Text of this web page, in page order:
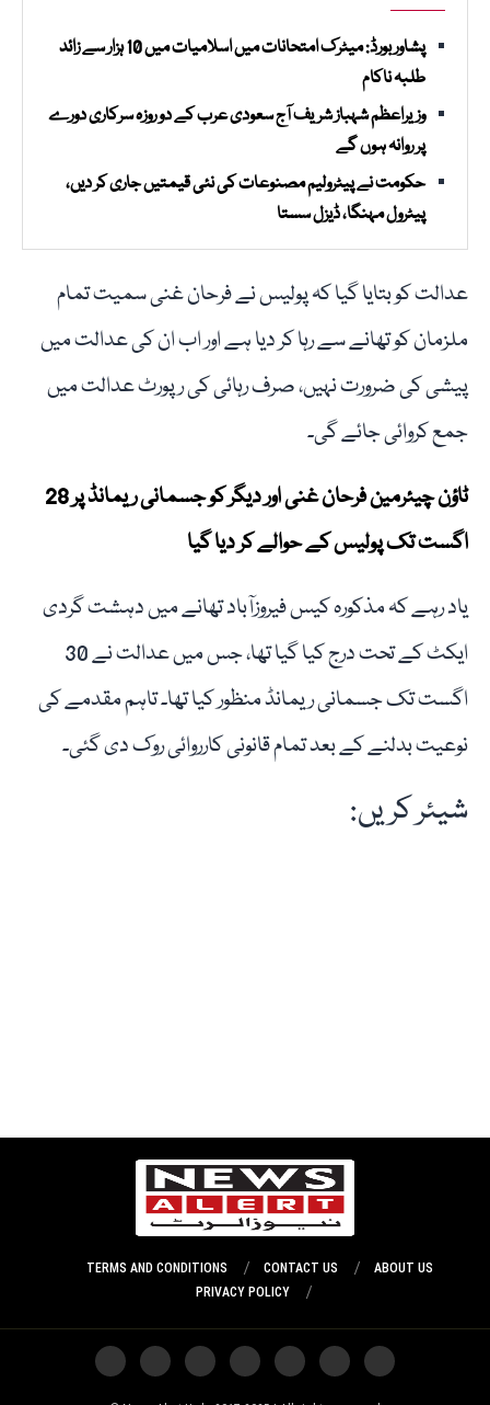
پشاور بورڈ: میٹرک امتحانات میں اسلامیات میں 10 ہزار سے زائد
طلبہ ناکام
وزیراعظم شہباز شریف آج سعودی عرب کے دو روزہ سرکاری دورے
پر روانہ ہوں گے
حکومت نے پیٹرولیم مصنوعات کی نئی قیمتیں جاری کر دیں،
پیٹرول مہنگا، ڈیزل سستا
عدالت کو بتایا گیا کہ پولیس نے فرحان غنی سمیت تمام
ملزمان کو تھانے سے رہا کر دیا ہے اور اب ان کی عدالت میں
پیشی کی ضرورت نہیں، صرف رہائی کی رپورٹ عدالت میں
جمع کروائی جائے گی۔
ٹاؤن چیئرمین فرحان غنی اور دیگر کو جسمانی ریمانڈ پر 28
اگست تک پولیس کے حوالے کر دیا گیا
یاد رہے کہ مذکورہ کیس فیروزآباد تھانے میں دہشت گردی
ایکٹ کے تحت درج کیا گیا تھا، جس میں عدالت نے 30
اگست تک جسمانی ریمانڈ منظور کیا تھا۔ تاہم مقدمے کی
نوعیت بدلنے کے بعد تمام قانونی کارروائی روک دی گئی۔
شیئر کریں:
ABOUT US
CONTACT US
TERMS AND CONDITIONS
PRIVACY POLICY